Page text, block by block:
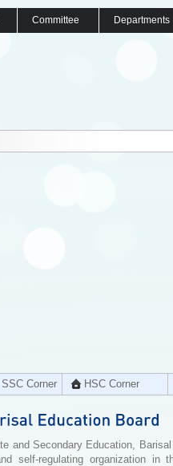
Committee Departments
SSC Corner HSC Corner
and Secondary Education,
self-regulating organization in